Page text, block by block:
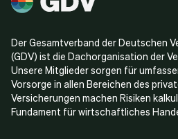
Der Gesamtverband der Deutschen
(GDV) ist die Dachorganisation der
Unsere Mitglieder sorgen für
Vorsorge in allen Bereichen des
Versicherungen machen Risiken
Fundament für wirtschaftliches